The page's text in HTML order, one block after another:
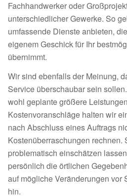
Fachhandwerker oder
unterschiedlicher Gewerke. So
umfassende Dienste anbieten,
eigenem Geschick für Ihr
übernimmt.
Wir sind ebenfalls der Meinung,
Service überschaubar sein
wohl geplante größere
Kostenvoranschläge halten wir
nach Abschluss eines Auftrags
Kostenüberraschungen rechnen.
problematisch einschätzen
persönlich die örtlichen
auf mögliche Veränderungen vor
hin.